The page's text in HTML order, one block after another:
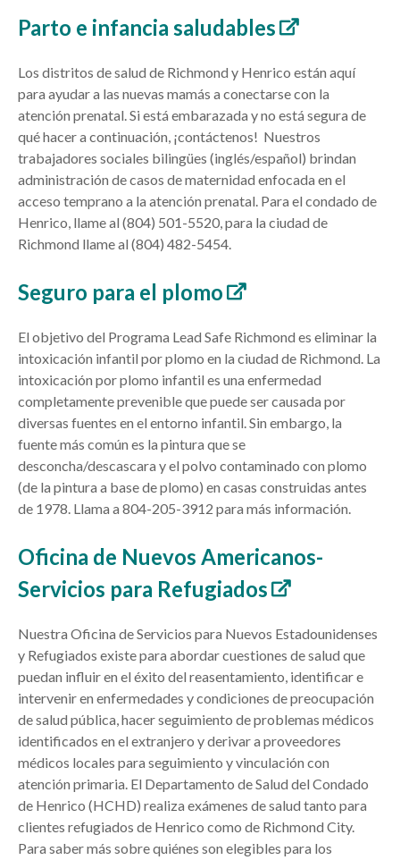
Parto e infancia saludables
Los distritos de salud de Richmond y Henrico están aquí
para ayudar a las nuevas mamás a conectarse con la
atención prenatal. Si está embarazada y no está segura de
qué hacer a continuación, ¡contáctenos! Nuestros
trabajadores sociales bilingües (inglés/español) brindan
administración de casos de maternidad enfocada en el
acceso temprano a la atención prenatal. Para el condado de
Henrico, llame al (804) 501-5520, para la ciudad de
Richmond llame al (804) 482-5454.
Seguro para el plomo
El objetivo del Programa Lead Safe Richmond es eliminar la
intoxicación infantil por plomo en la ciudad de Richmond. La
intoxicación por plomo infantil es una enfermedad
completamente prevenible que puede ser causada por
diversas fuentes en el entorno infantil. Sin embargo, la
fuente más común es la pintura que se
desconcha/descascara y el polvo contaminado con plomo
(de la pintura a base de plomo) en casas construidas antes
de 1978. Llama a 804-205-3912 para más información.
Oficina de Nuevos Americanos-
Servicios para Refugiados
Nuestra Oficina de Servicios para Nuevos Estadounidenses
y Refugiados existe para abordar cuestiones de salud que
puedan influir en el éxito del reasentamiento, identificar e
intervenir en enfermedades y condiciones de preocupación
de salud pública, hacer seguimiento de problemas médicos
identificados en el extranjero y derivar a proveedores
médicos locales para seguimiento y vinculación con
atención primaria. El Departamento de Salud del Condado
de Henrico (HCHD) realiza exámenes de salud tanto para
clientes refugiados de Henrico como de Richmond City.
Para saber más sobre quiénes son elegibles para los